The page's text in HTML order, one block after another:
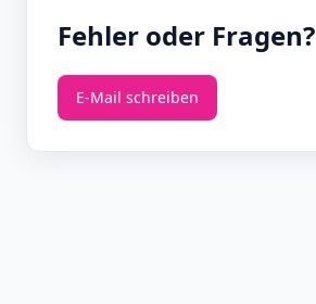
Fehler oder Fragen?
E‑Mail schreiben